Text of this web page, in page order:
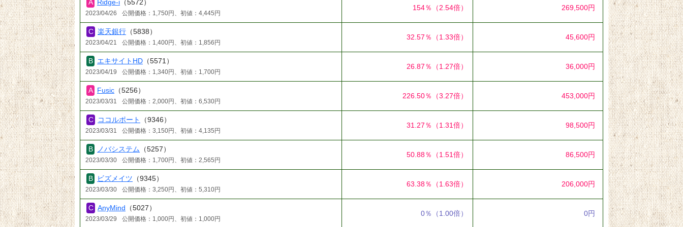
Ridge-i （5572）
2023/04/26 公開価格：1,750円、初値：4,445円
154％ （2.54倍） 269,500円
楽天銀行 （5838）
2023/04/21 公開価格：1,400円、初値：1,856円
32.57％ （1.33倍） 45,600円
エキサイトHD （5571）
2023/04/19 公開価格：1,340円、初値：1,700円
26.87％ （1.27倍） 36,000円
Fusic （5256）
2023/03/31 公開価格：2,000円、初値：6,530円
226.50％ （3.27倍） 453,000円
ココルポート （9346）
2023/03/31 公開価格：3,150円、初値：4,135円
31.27％ （1.31倍） 98,500円
ノバシステム （5257）
2023/03/30 公開価格：1,700円、初値：2,565円
50.88％ （1.51倍） 86,500円
ビズメイツ （9345）
2023/03/30 公開価格：3,250円、初値：5,310円
63.38％ （1.63倍） 206,000円
AnyMind （5027）
2023/03/29 公開価格：1,000円、初値：1,000円
0％ （1.00倍） 0円